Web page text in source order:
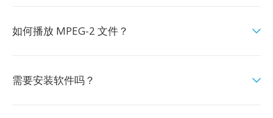
如何播放 MPEG-2 文件？
需要安装软件吗？